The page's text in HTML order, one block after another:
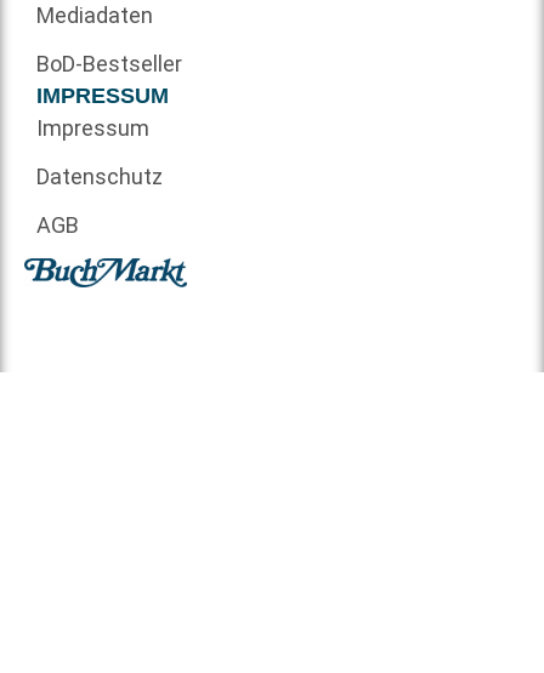
Mediadaten
BoD-Bestseller
IMPRESSUM
Impressum
Datenschutz
AGB